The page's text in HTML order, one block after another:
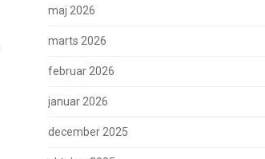
maj 2026
marts 2026
februar 2026
januar 2026
december 2025